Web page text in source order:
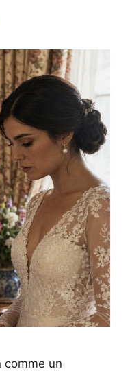
comme un